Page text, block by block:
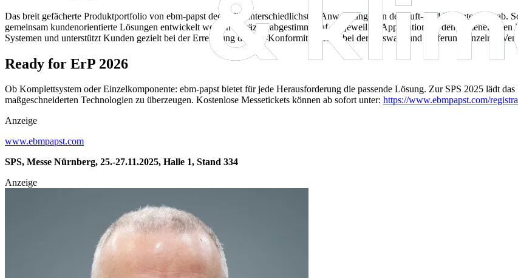
Das breit gefächerte Produktportfolio von ebm-papst deckt die unterschiedlichsten Anwendungen in der Luft- und Klimatechnik ab.
gemeinsam kundenorientierte Lösungen entwickelt werden – präzise abgestimmt auf die jeweilige Applikation. In den
Systemen und unterstützt Kunden gezielt bei der Erreichung der CE-Konformität. Auch bei der Auswahl und Lieferung einzelner
Ready for ErP 2026
Ob Komplettsystem oder Einzelkomponente: ebm-papst bietet für jede Herausforderung die passende Lösung. Zur SPS 2025 lädt
maßgeschneiderten Technologien zu überzeugen. Kostenlose Messetickets können ab sofort unter: https://www.ebmpapst.com/
Anzeige
www.ebmpapst.com
SPS, Messe Nürnberg, 25.-27.11.2025, Halle 1, Stand 334
Anzeige